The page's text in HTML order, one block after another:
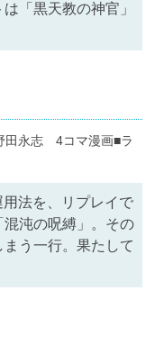
「黒天教の神官」
永志 4コマ漫画■ラ
用法を、リプレイで
沌の呪縛」。その
う一行。果たして